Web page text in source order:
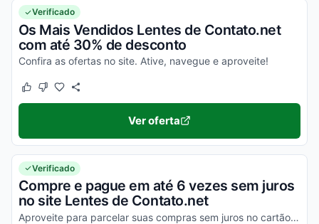
Verificado
Os Mais Vendidos Lentes de Contato.net
com até 30% de desconto
Confira as ofertas no site. Ative, navegue e aproveite!
Este cupom funcionou
Este cupom não funcionou
Ver oferta
Verificado
Compre e pague em até 6 vezes sem juros
no site Lentes de Contato.net
Aproveite para parcelar suas compras sem juros no cartão de crédito. Consulte condições no site.